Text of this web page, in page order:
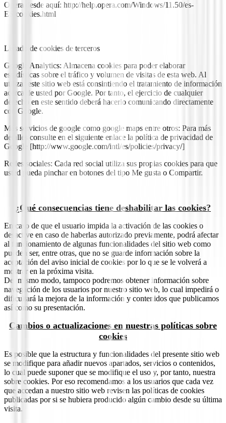
Opera desde aquí: http://help.opera.com/Windows/11.50/es-
ES/cookies.html
Listado de cookies de terceros
Google Analytics: Almacena cookies para poder elaborar
estadísticas sobre el tráfico y volumen de visitas de esta web. Al
utilizar este sitio web está consintiendo el tratamiento de información
acerca de usted por Google. Por tanto, el ejercicio de cualquier
derecho en este sentido deberá hacerlo comunicando directamente
con Google.
Más servicios de google como google maps entre otros: Para más
detalles consulte en el siguiente enlace la política de privacidad de
Google [http://www.google.com/intl/es/policies/privacy/]
Redes sociales: Cada red social utiliza sus propias cookies para que
usted pueda pinchar en botones del tipo Me gusta o Compartir.
¿Qué consecuencias tiene deshabilitar las cookies?
En caso de que el usuario impida la activación de las cookies o
desactive en caso de haberlas autorizado previamente, podrá afectar
al funcionamiento de algunas funcionalidades del sitio web como
pueden ser, entre otras, que no se guarde información sobre la
aceptación del aviso inicial de cookies por lo que se le volverá a
mostrar en la próxima visita.
Del mismo modo, tampoco podremos obtener información sobre
navegación de los usuarios por nuestro sitio web, lo cual impedirá o
dificultará la mejora de la información y contenidos que publicamos
así como su presentación.
Cambios o actualizaciones en nuestras políticas sobre
cookies
Es posible que la estructura y funcionalidades del presente sitio web
se modifique para añadir nuevos apartados, servicios o contenidos,
lo cual puede suponer que se modifique el uso y, por tanto, nuestra
sobre cookies. Por eso recomendamos a los usuarios que cada vez
que accedan a nuestro sitio web revisen las políticas de cookies
publicadas por si se hubiera producido algún cambio desde su última
visita.